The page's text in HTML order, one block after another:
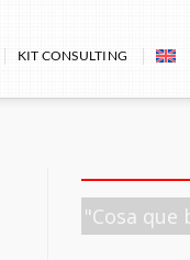
KIT CONSULTING